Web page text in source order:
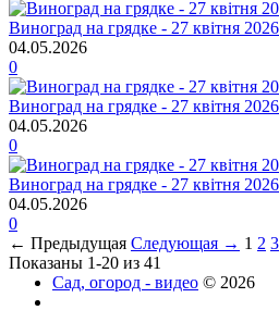
Виноград на грядке - 27 квітня
04.05.2026
0
Виноград на грядке - 27 квітня
04.05.2026
0
Виноград на грядке - 27 квітня
04.05.2026
0
← Предыдущая Следующая → 1 2 3
Показаны 1-20 из 41
Сад, огород - видео © 2026